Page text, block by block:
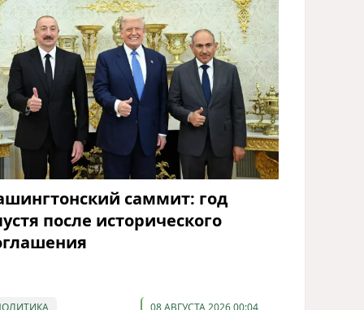
саммит: год
после исторического
08 АВГУСТА 2026 00:04